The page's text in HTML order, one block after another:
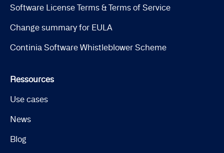
Software License Terms & Terms of Service
Change summary for EULA
Continia Software Whistleblower Scheme
Ressources
Use cases
News
Blog